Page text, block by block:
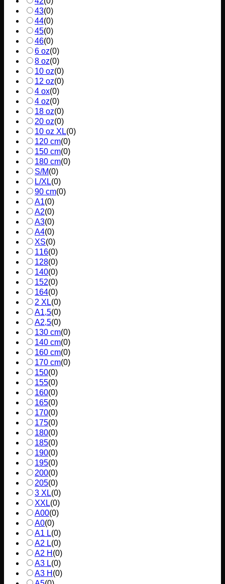
43(0)
44(0)
45(0)
46(0)
6 oz(0)
8 oz(0)
10 oz(0)
12 oz(0)
4 ox(0)
4 oz(0)
18 oz(0)
20 oz(0)
10 oz XL(0)
120 cm(0)
150 cm(0)
180 cm(0)
S/M(0)
L/XL(0)
90 cm(0)
A1(0)
A2(0)
A3(0)
A4(0)
XS(0)
116(0)
128(0)
140(0)
152(0)
164(0)
2 XL(0)
A1,5(0)
A2,5(0)
130 cm(0)
140 cm(0)
160 cm(0)
170 cm(0)
150(0)
155(0)
160(0)
165(0)
170(0)
175(0)
180(0)
185(0)
190(0)
195(0)
200(0)
205(0)
3 XL(0)
XXL(0)
A00(0)
A0(0)
A1 L(0)
A2 L(0)
A2 H (0)
A3 L(0)
A3 H (0)